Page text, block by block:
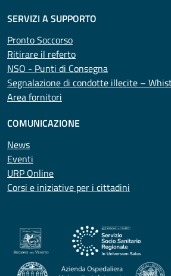
SERVIZI A SUPPORTO
Pronto Soccorso
Ritirare il referto
NSO - Punti di Consegna
Segnalazione di condotte illecite –
Area fornitori
COMUNICAZIONE
News
Eventi
URP Online
Corsi e iniziative per i cittadini